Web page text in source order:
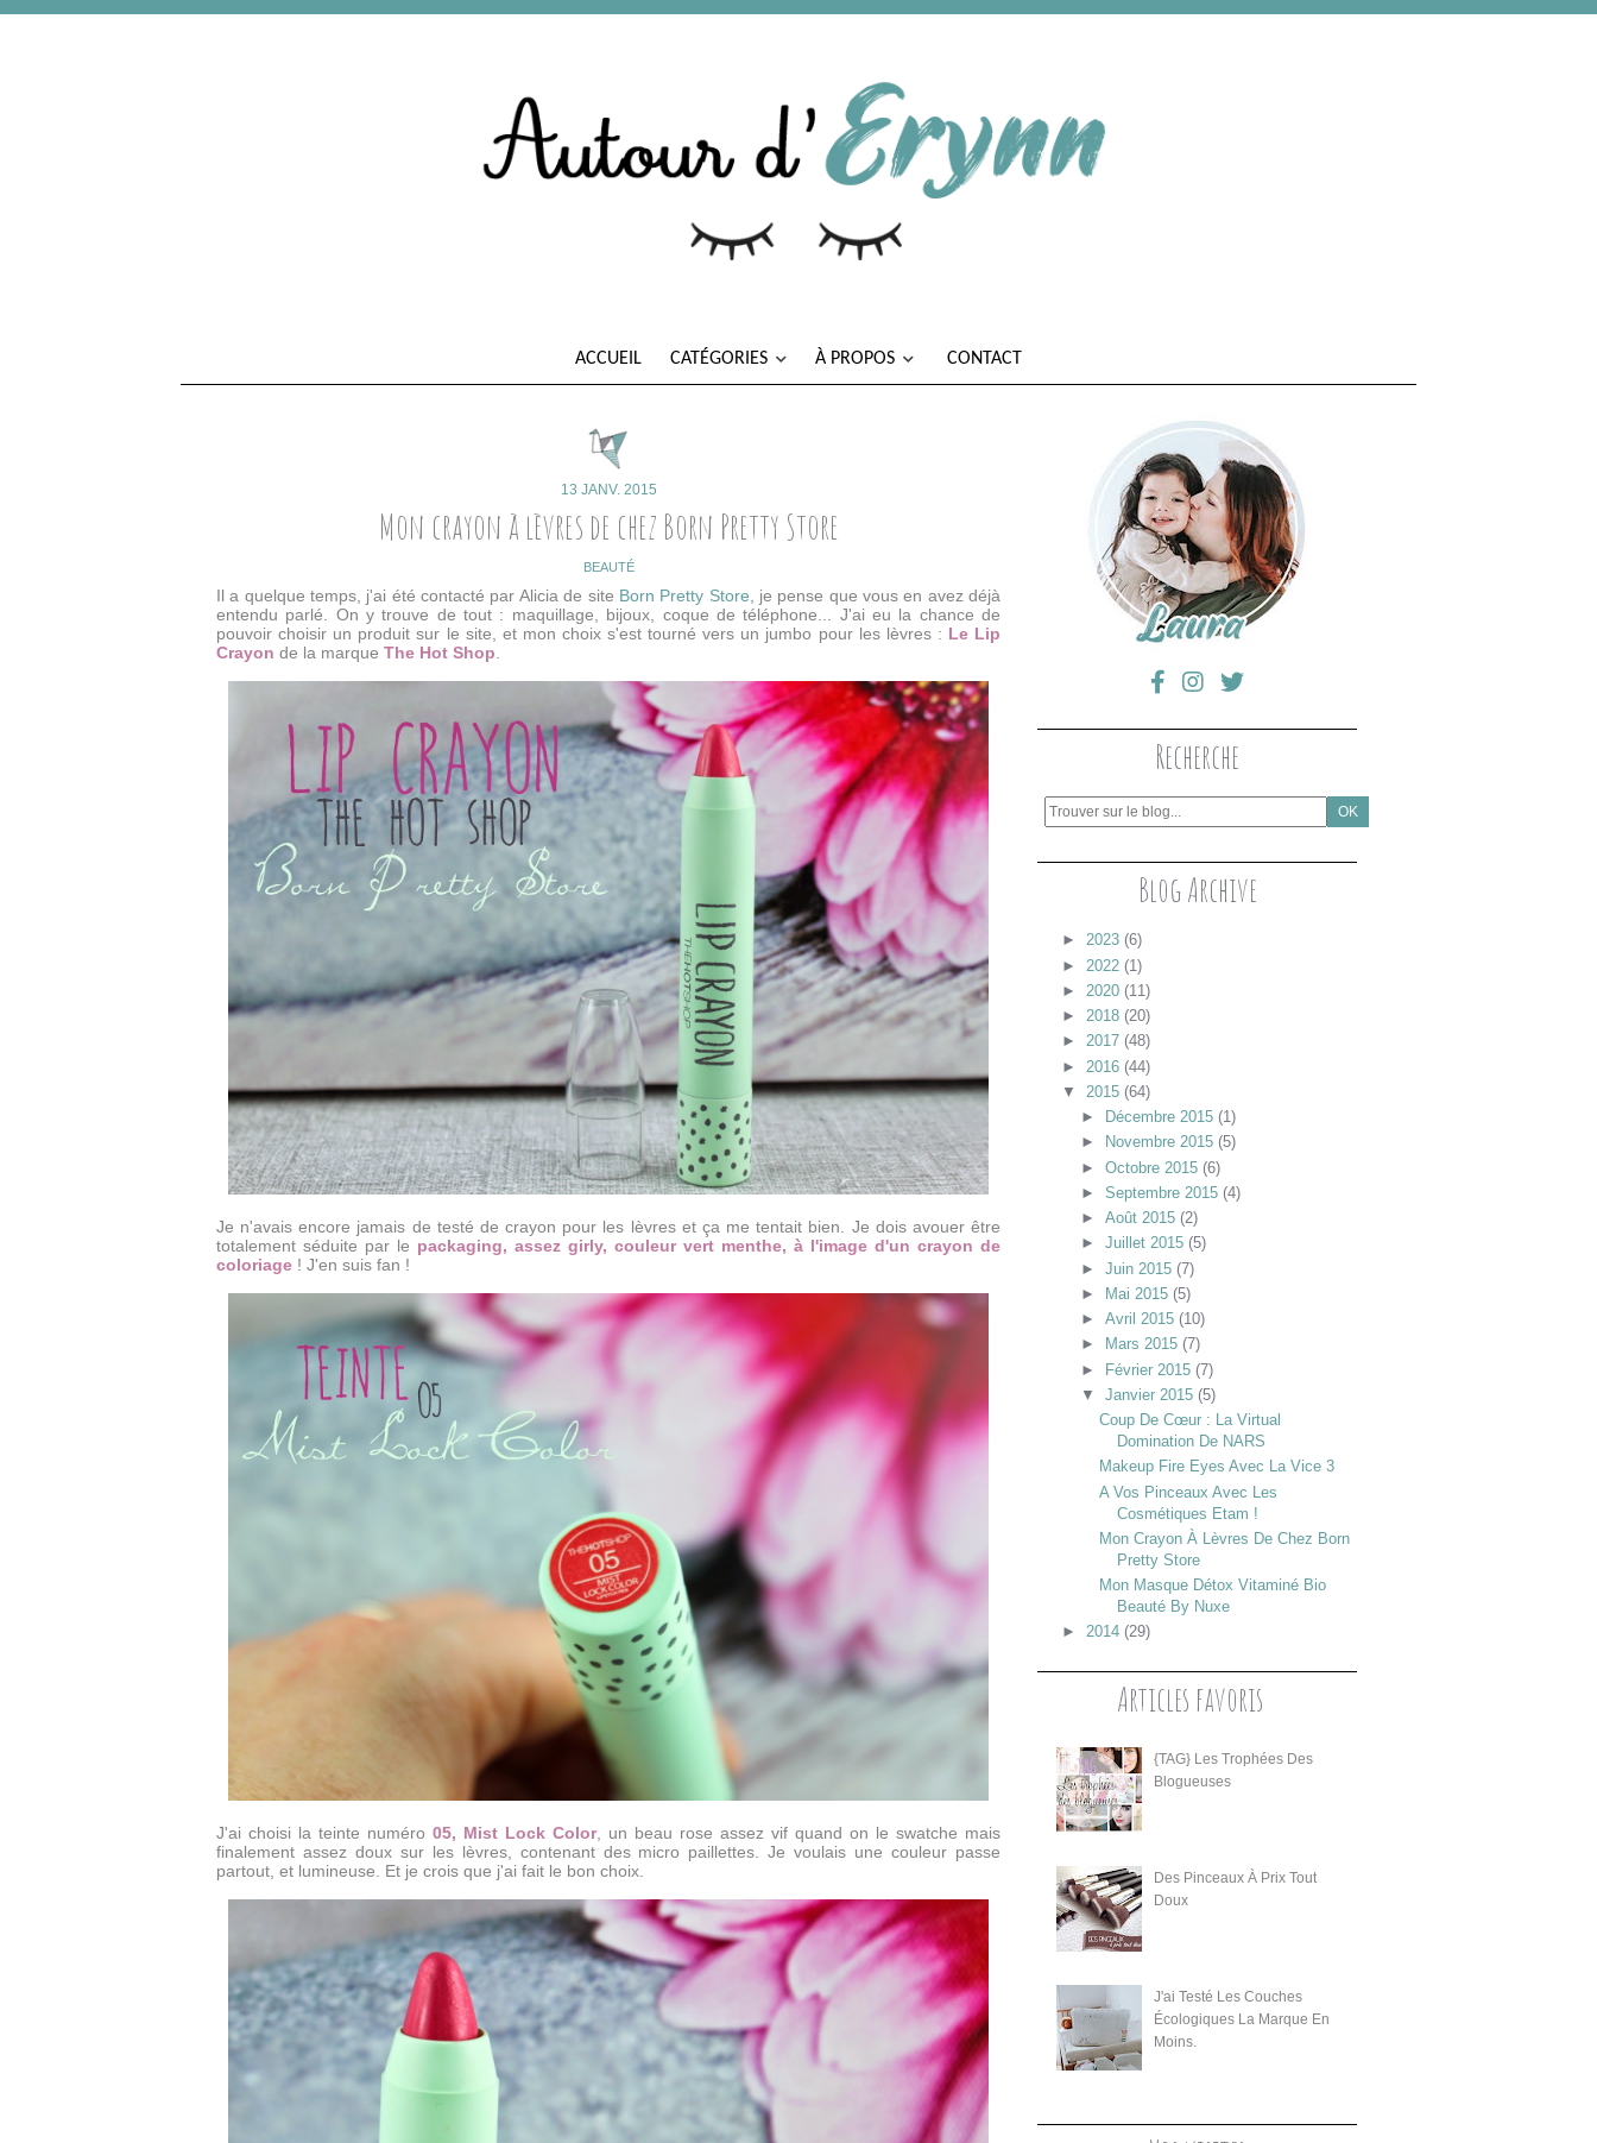
ACCUEIL CATÉGORIES À PROPOS CONTACT
13 JANV. 2015
Mon crayon à lèvres de chez Born Pretty Store
BEAUTÉ
Il a quelque temps, j'ai été contacté par Alicia de site Born Pretty Store , je pense que vous en avez déjà
entendu parlé. On y trouve de tout : maquillage, bijoux, coque de téléphone... J'ai eu la chance de
pouvoir choisir un produit sur le site, et mon choix s'est tourné vers un jumbo pour les lèvres : Le Lip
Crayon de la marque The Hot Shop
Je n'avais encore jamais de testé de crayon pour les lèvres et ça me tentait bien. Je dois avouer être
totalement séduite par le packaging, assez girly, couleur vert menthe, à l'image d'un crayon de
coloriage ! J'en suis fan !
J'ai choisi la teinte numéro 05, Mist Lock Color, un beau rose assez vif quand on le swatche mais
finalement assez doux sur les lèvres, contenant des micro paillettes. Je voulais une couleur passe
partout, et lumineuse. Et je crois que j'ai fait le bon choix.
Recherche
Blog Archive
► 2023 (6)
► 2022 (1)
► 2020 (11)
► 2018 (20)
► 2017 (48)
► 2016 (44)
▼
2015 (64)
►
Décembre 2015 (1)
►
Novembre 2015 (5)
► Octobre 2015 (6)
► Septembre 2015 (4)
► Août 2015 (2)
► Juillet 2015 (5)
► Juin 2015 (7)
►
Mai 2015 (5)
► Avril 2015 (10)
►
Mars 2015 (7)
► Février 2015 (7)
▼
Janvier 2015 (5)
Coup De Cœur : La Virtual
Domination De NARS
Makeup Fire Eyes Avec La Vice 3
A Vos Pinceaux Avec Les
Cosmétiques Etam !
Mon Crayon À Lèvres De Chez Born
Pretty Store
Mon Masque Détox Vitaminé Bio
Beauté By Nuxe
► 2014 (29)
Articles favoris
{TAG} Les Trophées Des
Blogueuses
Des Pinceaux À Prix Tout
Doux
J'ai Testé Les Couches
Écologiques La Marque En
Moins.